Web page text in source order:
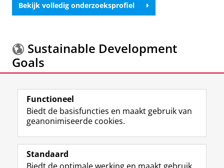
Bekijk volledig onderzoeksprofiel
Sustainable Development
Goals
Meer informatie over deSustainable Development
Goals.
Volg de RUG
F
a
L
i
R
S
I
n
Y
o
Functioneel
Biedt de basisfuncties en maakt gebruik van
geanonimiseerde cookies.
Standaard